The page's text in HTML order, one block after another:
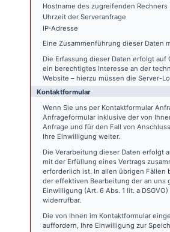
Hostname des zugreifenden Rechners
Uhrzeit der Serveranfrage
IP-Adresse
Eine Zusammenführung dieser Daten
Die Erfassung dieser Daten erfolgt auf
ein berechtigtes Interesse an der
Website – hierzu müssen die Server-
Kontaktformular
Wenn Sie uns per Kontaktformular
Anfrageformular inklusive der von
Anfrage und für den Fall von
Ihre Einwilligung weiter.
Die Verarbeitung dieser Daten erfolgt
mit der Erfüllung eines Vertrags
erforderlich ist. In allen übrigen Fällen
der effektiven Bearbeitung der an uns
Einwilligung (Art. 6 Abs. 1 lit. a
widerrufbar.
Die von Ihnen im Kontaktformular
auffordern, Ihre Einwilligung zur